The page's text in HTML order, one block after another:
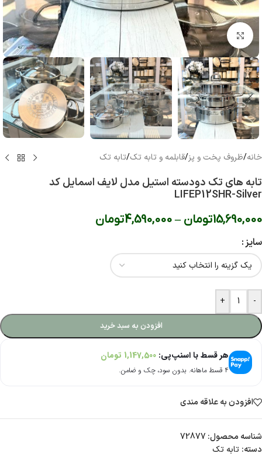
بزرگنمایی تصویر
خانه/ظروف پخت و پز/قابلمه و تابه تک/تابه تک
تابه های تک دودسته استیل مدل لایف اسمایل کد
LIFEP12SHR-Silver
15,690,000تومان –
4,590,000تومان
سایز
-
+
افزودن به سبد خرید
هر قسط با اسنپ‌پی: 1,147,500 تومان
۴ قسط ماهانه. بدون سود، چک و ضامن.
افزودن به علاقه مندی
شناسه محصول: 72877
دسته: تابه تک